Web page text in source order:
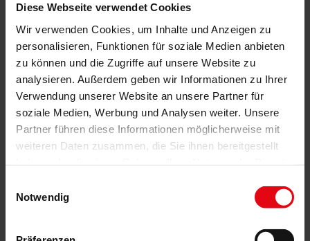
Diese Webseite verwendet Cookies
Wir verwenden Cookies, um Inhalte und Anzeigen zu
personalisieren, Funktionen für soziale Medien anbieten
zu können und die Zugriffe auf unsere Website zu
analysieren. Außerdem geben wir Informationen zu Ihrer
Verwendung unserer Website an unsere Partner für
soziale Medien, Werbung und Analysen weiter. Unsere
Partner führen diese Informationen möglicherweise mit
weiteren Daten zusammen, die Sie ihnen bereitgestellt
Notwendig
Rollladenpanzer aus Aluminium
Extrem widerstandsfähig und langlebig – für mittlere und
Profilhöhen: 37, 44, 53 und 56 mm
Doppelwandig, ausgeschäumt
A 37, 44, 53 auch in glatter Ausführung möglich für eine
cleanes Fassadenbild (passt optisch perfekt zur Zetra